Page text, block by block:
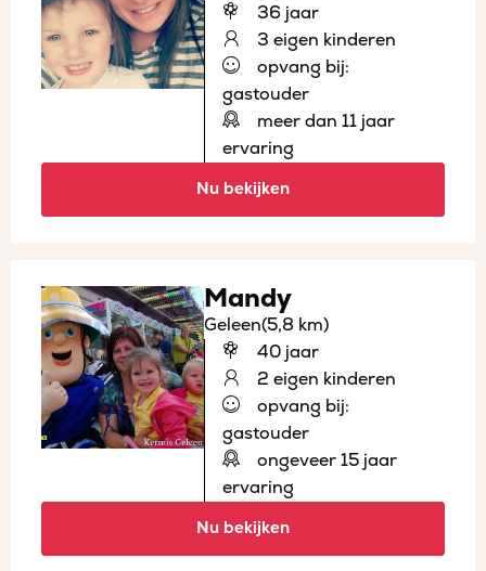
36 jaar
3 eigen kinderen
opvang bij:
gastouder
meer dan 11 jaar
ervaring
Nu bekijken
Mandy
Geleen(5,8 km)
40 jaar
2 eigen kinderen
opvang bij:
gastouder
ongeveer 15 jaar
ervaring
Nu bekijken